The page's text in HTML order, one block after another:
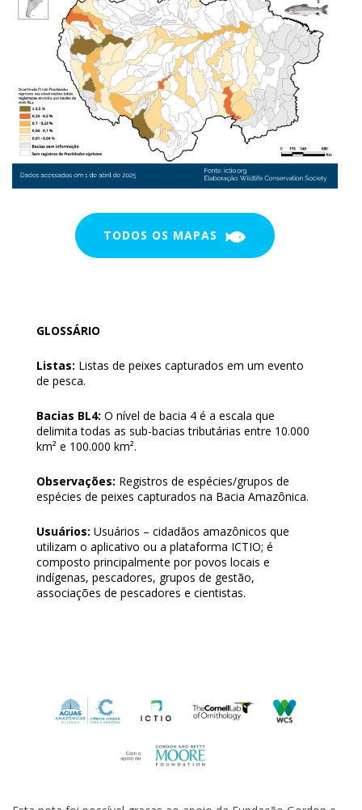
TODOS OS MAPAS
GLOSSÁRIO
Listas: Listas de peixes capturados em um evento
de pesca.
Bacias BL4: O nível de bacia 4 é a escala que
delimita todas as sub-bacias tributárias entre 10.000
km² e 100.000 km².
Observações: Registros de espécies/grupos de
espécies de peixes capturados na Bacia Amazônica.
Usuários: Usuários – cidadãos amazônicos que
utilizam o aplicativo ou a plataforma ICTIO; é
composto principalmente por povos locais e
indígenas, pescadores, grupos de gestão,
associações de pescadores e cientistas.